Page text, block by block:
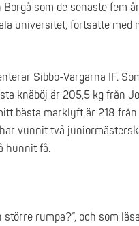
som de senaste fem
universitet, fortsatte med
Sibbo-Vargarna IF.
knäböj är 205,5 kg från
bästa marklyft är 218
vunnit två
hunnit få.
rumpa?”, och som